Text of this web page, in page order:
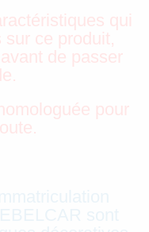
qui
sur ce produit,
de passer
pour